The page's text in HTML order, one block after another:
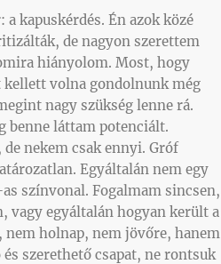
kapuskérdés. Én azok közé
de nagyon szerettem
hiányolom. Most, hogy
volna gondolnunk még
nagy szükség lenne rá.
benne láttam potenciált.
nekem csak ennyi. Gróf
Egyáltalán nem egy
színvonal. Fogalmam sincsen,
vagy egyáltalán hogyan került a
nem holnap, nem jövőre, hanem
szerethető csapat, ne rontsuk